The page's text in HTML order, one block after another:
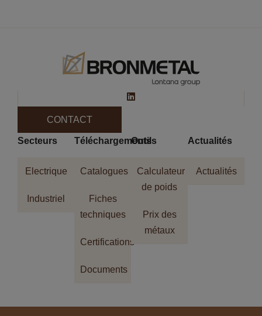
CONTACT
Secteurs
Electrique
Industriel
Téléchargements
Catalogues
Fiches
techniques
Certifications
Documents
Outils
Calculateur
de poids
Prix des
métaux
Actualités
Actualités